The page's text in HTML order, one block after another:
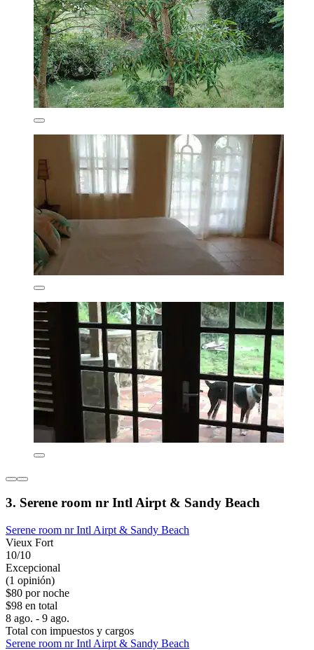
3. Serene room nr Intl Airpt & Sandy Beach
Serene room nr Intl Airpt & Sandy Beach
Vieux Fort
10/10
Excepcional
(1 opinión)
$80 por noche
$98 en total
8 ago. - 9 ago.
Total con impuestos y cargos
Serene room nr Intl Airpt & Sandy Beach